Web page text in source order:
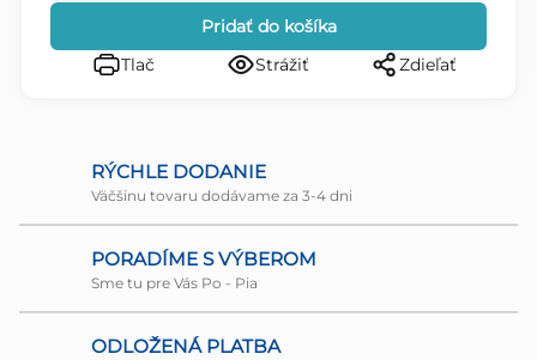
Pridať do košíka
Tlač
Strážiť Zdieľať
RÝCHLE DODANIE
Väčšinu tovaru dodávame za 3-4 dni
PORADÍME S VÝBEROM
Sme tu pre Vás Po - Pia
ODLOŽENÁ PLATBA